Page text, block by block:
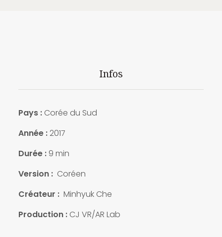
Infos
Pays :Corée du Sud
Année :2017
Durée :9 min
Version : Coréen
Créateur : Minhyuk Che
Production :CJ VR/AR Lab